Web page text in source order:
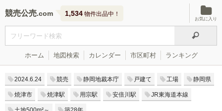
競売公売 1,534 物件出品中！
お気に入り
ホーム 地図検索 カレンダー 市区町村 ランキング
2024.6.24 競売 静岡地裁本庁 戸建て 工場 静岡県
焼津市 焼津駅 用宗駅 安倍川駅 JR東海道本線